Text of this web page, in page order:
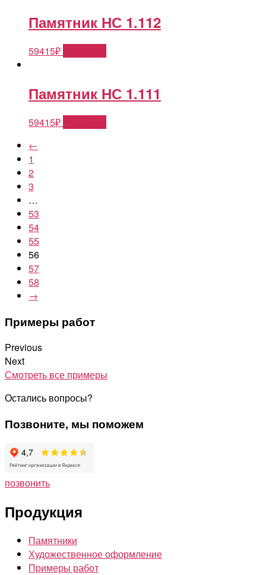
Памятник НС 1.112
59415₽
Памятник НС 1.111
59415₽
←
1
2
3
…
53
54
55
56
57
58
→
Примеры работ
Previous
Next
Смотреть все примеры
Остались вопросы?
Позвоните, мы поможем
позвонить
Продукция
Памятники
Художественное оформление
Примеры работ